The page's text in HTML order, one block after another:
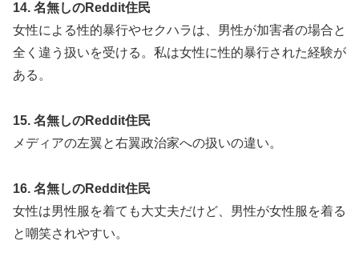
14. 名無しのReddit住民
女性による性的暴行やセクハラは、男性が加害者の場合と
全く違う扱いを受ける。私は女性に性的暴行された経験が
ある。
15. 名無しのReddit住民
メディアの左翼と右翼政治家への扱いの違い。
16. 名無しのReddit住民
女性は男性服を着ても大丈夫だけど、男性が女性服を着る
と嘲笑されやすい。